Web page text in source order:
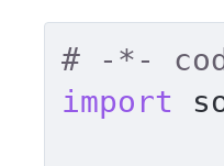
# -*-
import